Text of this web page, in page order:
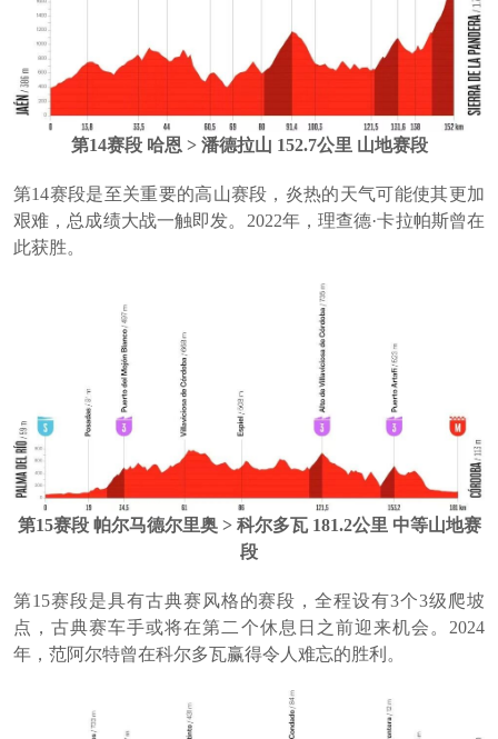
第14赛段 哈恩 > 潘德拉山 152.7公里 山地赛段
第14赛段是至关重要的高山赛段，炎热的天气可能使其更加
艰难，总成绩大战一触即发。2022年，理查德·卡拉帕斯曾在
此获胜。
第15赛段 帕尔马德尔里奥 > 科尔多瓦 181.2公里 中等山地赛
段
第15赛段是具有古典赛风格的赛段，全程设有3个3级爬坡
点，古典赛车手或将在第二个休息日之前迎来机会。2024
年，范阿尔特曾在科尔多瓦赢得令人难忘的胜利。